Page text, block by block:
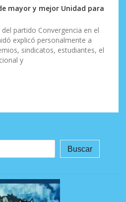
mayor y mejor Unidad para
partido Convergencia en el
explicó personalmente a
sindicatos, estudiantes, el
y
Buscar